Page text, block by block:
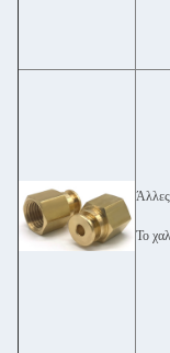
Άλλες
Το